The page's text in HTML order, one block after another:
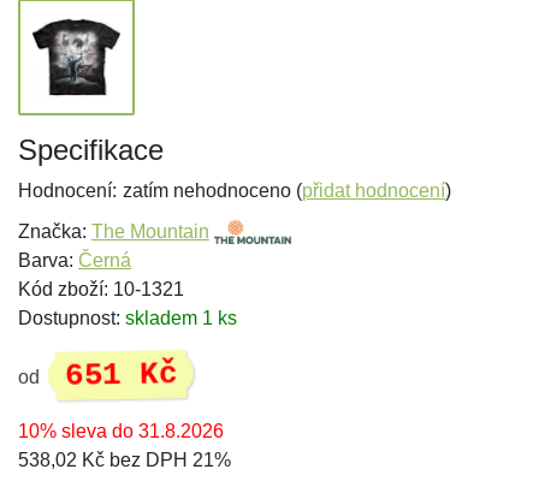
Specifikace
Hodnocení: zatím nehodnoceno (přidat hodnocení)
Značka: The Mountain
Barva: Černá
Kód zboží: 10-1321
Dostupnost: skladem 1 ks
od 651 Kč
10% sleva do 31.8.2026
538,02 Kč bez DPH 21%